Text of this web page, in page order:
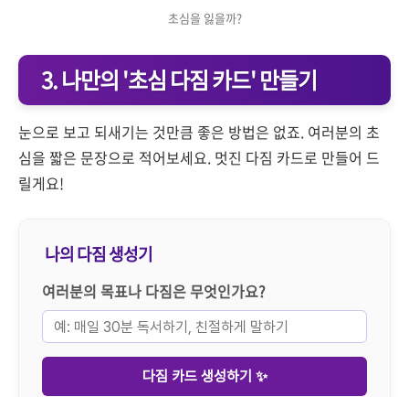
초심을 잃을까?
3. 나만의 '초심 다짐 카드' 만들기
눈으로 보고 되새기는 것만큼 좋은 방법은 없죠. 여러분의 초
심을 짧은 문장으로 적어보세요. 멋진 다짐 카드로 만들어 드
릴게요!
나의 다짐 생성기
여러분의 목표나 다짐은 무엇인가요?
다짐 카드 생성하기 ✨